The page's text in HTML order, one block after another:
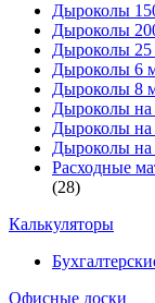
Дыроколы
Дыроколы
Дыроколы 25
Дыроколы 6
Дыроколы 8
Дыроколы на
Дыроколы на
Дыроколы на
Расходные
(28)
Калькуляторы
Офисные доски